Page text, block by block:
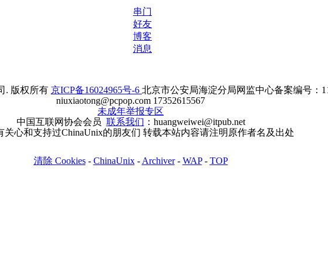
串门
好友
博客
消息
. 版权所有 京ICP备16024965号-6 北京市公安局海淀分局网监中心备案编号：
niuxiaotong@pcpop.com 17352615567
未成年举报专区
中国互联网协会会员 联系我们 ：huangweiwei@itpub.net
关心和支持过ChinaUnix的朋友们 转载本站内容请注明原作者名及出处
清除 Cookies- ChinaUnix- Archiver- WAP- TOP